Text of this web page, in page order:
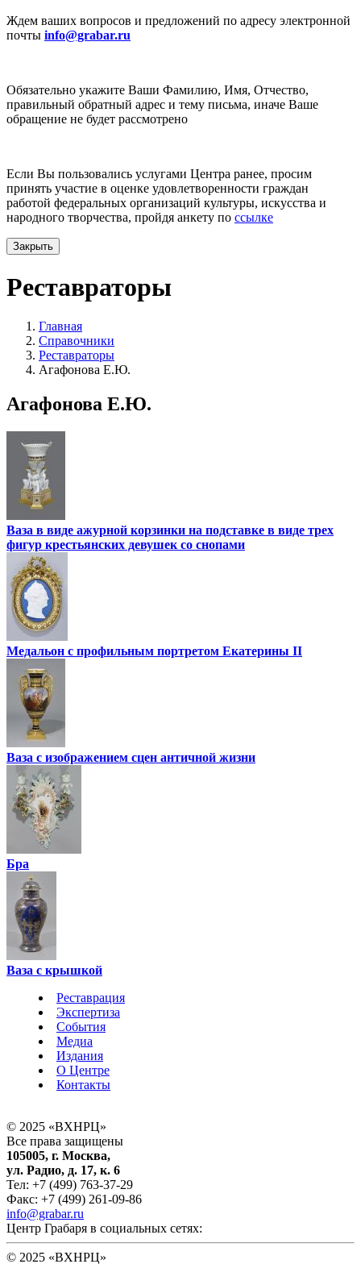
Ждем ваших вопросов и предложений по адресу электронной
почты info@grabar.ru
Обязательно укажите Ваши Фамилию, Имя, Отчество,
правильный обратный адрес и тему письма, иначе Ваше
обращение не будет рассмотрено
Если Вы пользовались услугами Центра ранее, просим
принять участие в оценке удовлетворенности граждан
работой федеральных организаций культуры, искусства и
народного творчества, пройдя анкету по ссылке
Закрыть
Реставраторы
Главная
Справочники
Реставраторы
Агафонова Е.Ю.
Агафонова Е.Ю.
Ваза в виде ажурной корзинки на подставке в виде трех
фигур крестьянских девушек со снопами
Медальон с профильным портретом Екатерины II
Ваза с изображением сцен античной жизни
Бра
Ваза с крышкой
Реставрация
Экспертиза
События
Медиа
Издания
О Центре
Контакты
© 2025 «ВХНРЦ»
Все права защищены
105005, г. Москва,
ул. Радио, д. 17, к. 6
Тел: +7 (499) 763-37-29
Факс: +7 (499) 261-09-86
info@grabar.ru
Центр Грабаря в социальных сетях:
© 2025 «ВХНРЦ»